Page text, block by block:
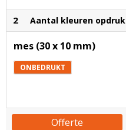
2 Aantal kleuren opdruk
mes (30 x 10 mm)
ONBEDRUKT
Offerte